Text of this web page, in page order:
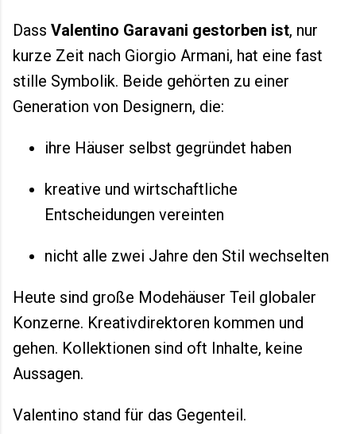
Dass Valentino Garavani gestorben ist, nur
kurze Zeit nach Giorgio Armani, hat eine fast
stille Symbolik. Beide gehörten zu einer
Generation von Designern, die:
ihre Häuser selbst gegründet haben
kreative und wirtschaftliche
Entscheidungen vereinten
nicht alle zwei Jahre den Stil wechselten
Heute sind große Modehäuser Teil globaler
Konzerne. Kreativdirektoren kommen und
gehen. Kollektionen sind oft Inhalte, keine
Aussagen.
Valentino stand für das Gegenteil.